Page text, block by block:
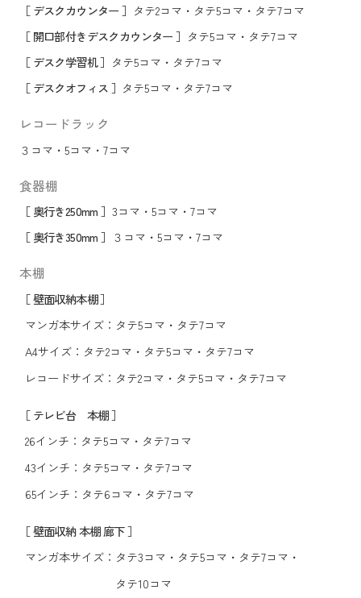
［ デスクカウンター ］ タテ2コマ ・ タテ5コマ ・ タテ7コマ
［ 開口部付きデスクカウンター ］ タテ5コマ ・ タテ7コマ
［ デスク学習机 ］ タテ5コマ ・ タテ7コマ
［ デスクオフィス ］ タテ5コマ ・ タテ7コマ
レコードラック
３コマ ・ 5コマ ・ 7コマ
食器棚
［ 奥行き250mm ］ 3コマ ・ 5コマ ・ 7コマ
［ 奥行き350mm ］ ３コマ ・ 5コマ ・ 7コマ
本棚
［ 壁面収納本棚 ］
マンガ本サイズ： タテ5コマ ・ タテ7コマ
A4サイズ： タテ2コマ ・ タテ5コマ ・ タテ7コマ
レコードサイズ： タテ2コマ ・ タテ5コマ ・ タテ7コマ
［ テレビ台 本棚 ］
26インチ： タテ5コマ ・ タテ7コマ
43インチ： タテ5コマ ・ タテ7コマ
65インチ： タテ6コマ ・ タテ7コマ
［ 壁面収納 本棚 廊下 ］
マンガ本サイズ： タテ3コマ ・ タテ5コマ ・ タテ7コマ ・
タテ10コマ